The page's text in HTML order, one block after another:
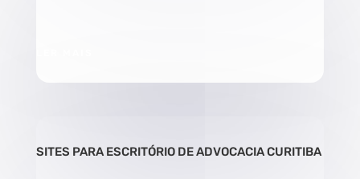
SITES PARA ESCRITÓRIO DE ADVOCACIA CURITIBA